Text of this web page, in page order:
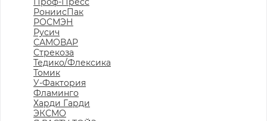
РониисПак
РОСМЭН
Русич
САМОВАР
Стрекоза
Тедико/Флексика
Томик
У-Фактория
Фламинго
Харди Гарди
ЭКСМО